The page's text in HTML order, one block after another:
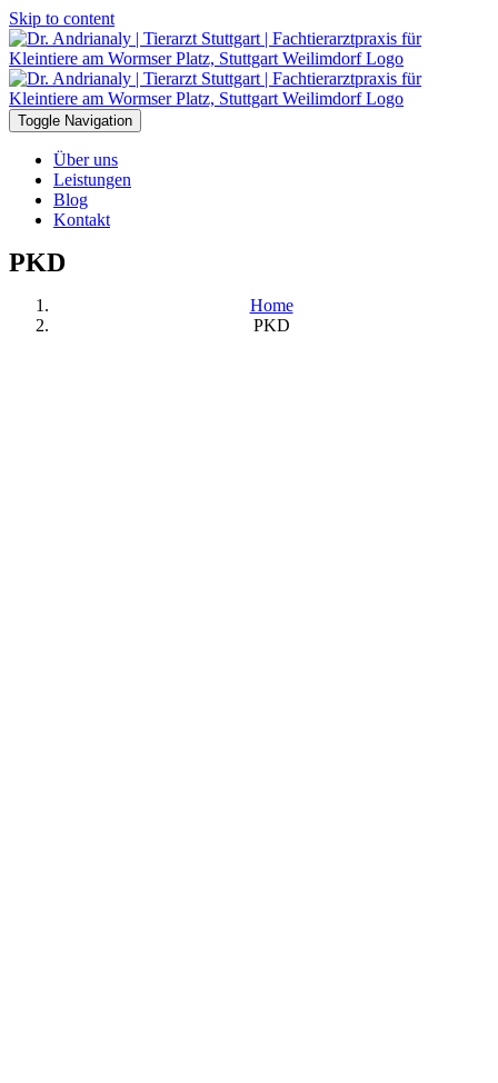
Skip to content
Toggle Navigation
Über uns
Leistungen
Blog
Kontakt
PKD
Home
PKD